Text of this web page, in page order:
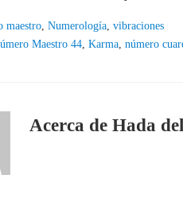
maestro ,Numerología ,vibraciones
Maestro 44 ,Karma ,número
Acerca deHada